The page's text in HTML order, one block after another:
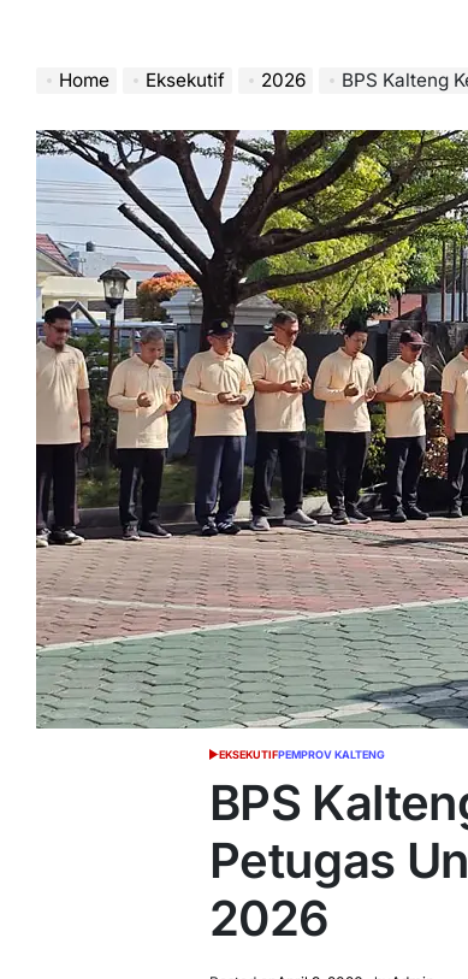
Home Eksekutif 2026 BPS Kalteng
POSTED
EKSEKUTIFPEMPROV KALTENG
BPS
Petugas
2026